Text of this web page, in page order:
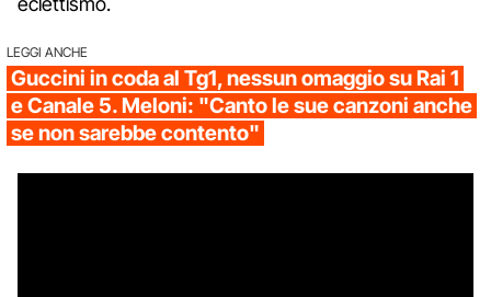
LEGGI ANCHE
Guccini in coda al Tg1, nessun omaggio su Rai 1
e Canale 5. Meloni: "Canto le sue canzoni anche
se non sarebbe contento"